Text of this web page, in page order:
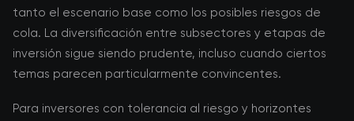
tanto el escenario base como los posibles riesgos de
cola. La diversificación entre subsectores y etapas de
inversión sigue siendo prudente, incluso cuando ciertos
temas parecen particularmente convincentes.
Para inversores con tolerancia al riesgo y horizontes